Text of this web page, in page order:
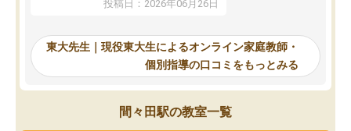
応を示します。東大先生にお願いして
れるので、親としても安心です。毎日
使える自習室とかもあり、わからない
ところがあれば先生が回答してくれる
のも重宝しています。
投稿日：2026年06月26日
自習室が毎日使えていつ
るのが心強かったよう
謝です。
東大先生｜現役東大生によるオンライン家庭教師・
個別指導の口コミをもっとみる
間々田駅の教室一覧